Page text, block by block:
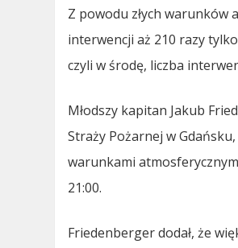
Z powodu złych warunków
interwencji aż 210 razy
czyli w środę, liczba
Młodszy kapitan Jakub
Straży Pożarnej w
warunkami
21:00.
Friedenberger dodał, że